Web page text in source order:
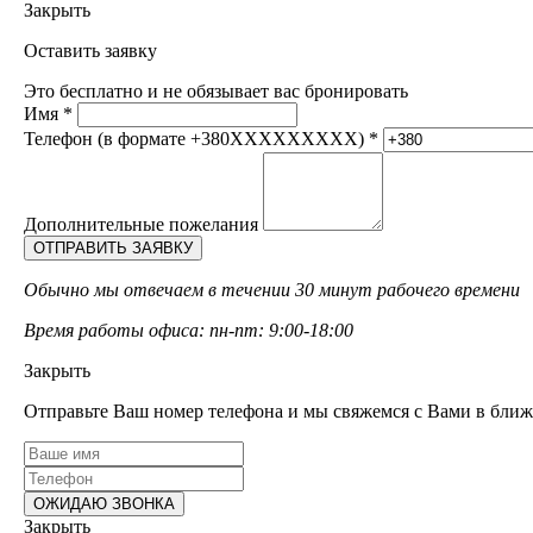
Закрыть
Оставить заявку
Это бесплатно и не обязывает вас бронировать
Имя *
Телефон (в формате +380XXXXXXXXX) *
Дополнительные пожелания
Обычно мы отвечаем в течении 30 минут рабочего времени
Время работы офиса: пн-пт: 9:00-18:00
Закрыть
Отправьте Ваш номер телефона и мы свяжемся с Вами в
Закрыть